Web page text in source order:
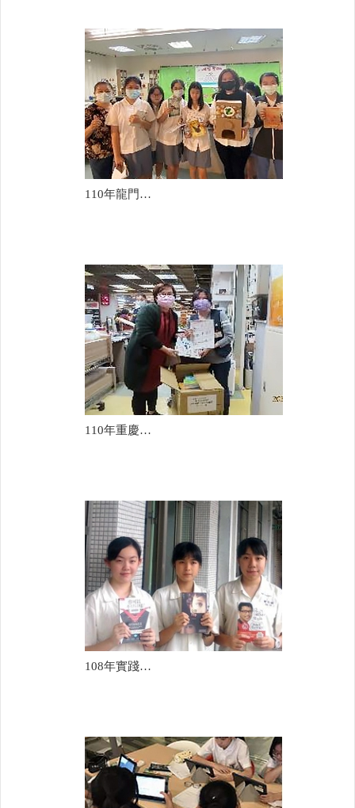
110年龍門國中
110年重慶國中
108年實踐國中